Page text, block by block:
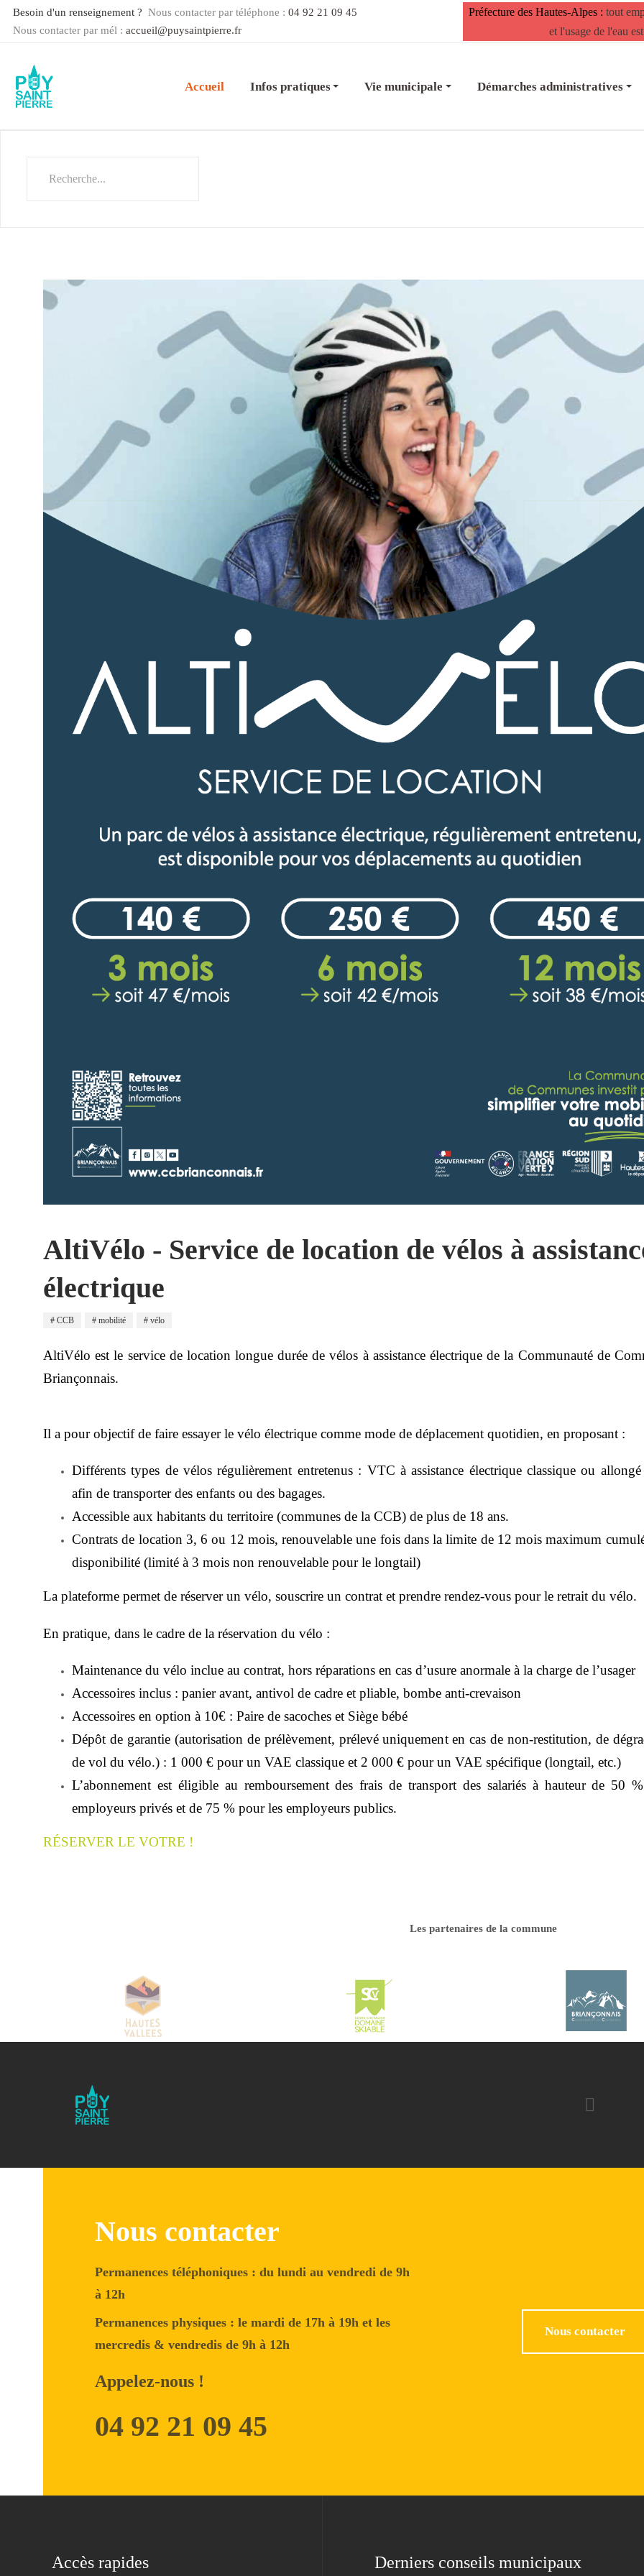
Besoin d'un renseignement ? Nous contacter par téléphone : 04 92 21 09 45
Nous contacter par mél : accueil@puysaintpierre.fr
Préfecture des Hautes-Alpes : tout
et l'usage de l'eau
Accueil Infos pratiques Vie municipale Démarches administratives
AltiVélo - Service de location de vélos à
électrique
CCB mobilité vélo
AltiVélo est le service de location longue durée de vélos à assistance électrique de la Communauté de
Briançonnais.
Il a pour objectif de faire essayer le vélo électrique comme mode de déplacement quotidien, en proposant :
Différents types de vélos régulièrement entretenus : VTC à assistance électrique classique ou
afin de transporter des enfants ou des bagages.
Accessible aux habitants du territoire (communes de la CCB) de plus de 18 ans.
Contrats de location 3, 6 ou 12 mois, renouvelable une fois dans la limite de 12 mois maximum
disponibilité (limité à 3 mois non renouvelable pour le longtail)
La plateforme permet de réserver un vélo, souscrire un contrat et prendre rendez-vous pour le retrait du vélo.
En pratique, dans le cadre de la réservation du vélo :
Maintenance du vélo inclue au contrat, hors réparations en cas d’usure anormale à la charge de l’usager
Accessoires inclus : panier avant, antivol de cadre et pliable, bombe anti-crevaison
Accessoires en option à 10€ : Paire de sacoches et Siège bébé
Dépôt de garantie (autorisation de prélèvement, prélevé uniquement en cas de non-restitution, de
de vol du vélo.) : 1 000 € pour un VAE classique et 2 000 € pour un VAE spécifique (longtail, etc.)
L’abonnement est éligible au remboursement des frais de transport des salariés à hauteur de 50
employeurs privés et de 75 % pour les employeurs publics.
RÉSERVER LE VOTRE !
Les partenaires de la commune
Nous contacter
Permanences téléphoniques : du lundi au vendredi de 9h
à 12h
Permanences physiques : le mardi de 17h à 19h et les
mercredis & vendredis de 9h à 12h
Appelez-nous !
04 92 21 09 45
Nous contacter
Accès rapides Derniers conseils municipaux